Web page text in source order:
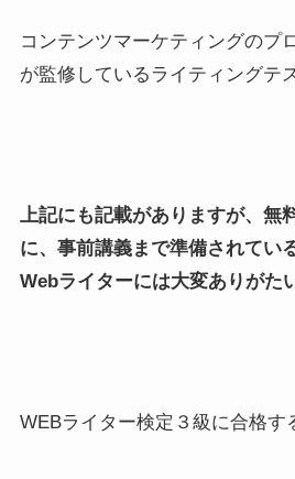
コンテンツマーケティングのプ
が監修しているライティングテ
上記にも記載がありますが、無
に、事前講義まで準備されてい
Webライターには大変ありがた
WEBライター検定３級に合格す